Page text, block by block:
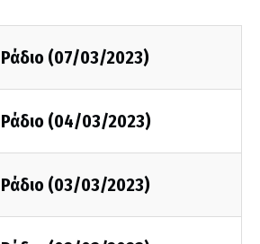
(07/03/2023)
(04/03/2023)
(03/03/2023)